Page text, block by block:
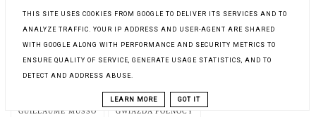
GRZESZNIK NAWRÓCONY GUCIO SIĘ DENERWUJE
GUCIO SIĘ NIECIERPLIWI GUCIO SIĘ NUDZI
GUILLAUME MUSSO GWIAZDA PÓŁNOCY
THIS SITE USES COOKIES FROM GOOGLE TO DELIVER ITS SERVICES AND TO
ANALYZE TRAFFIC. YOUR IP ADDRESS AND USER-AGENT ARE SHARED
WITH GOOGLE ALONG WITH PERFORMANCE AND SECURITY METRICS TO
ENSURE QUALITY OF SERVICE, GENERATE USAGE STATISTICS, AND TO
DETECT AND ADDRESS ABUSE.
LEARN MORE GOT IT